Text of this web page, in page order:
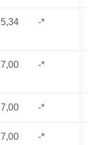
5,34 -*
7,00 -*
7,00 -*
7,00 -*